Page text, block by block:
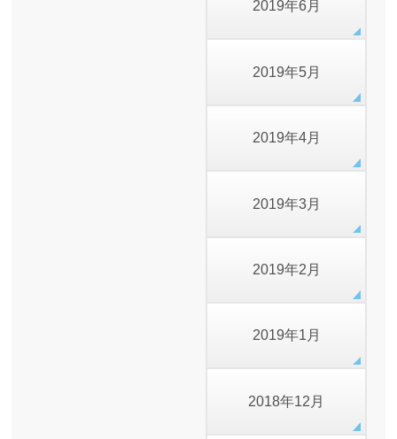
2019年6月
2019年5月
2019年4月
2019年3月
2019年2月
2019年1月
2018年12月